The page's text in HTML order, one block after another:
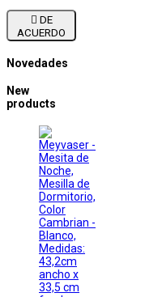

ACUERDO
Novedades
New
products